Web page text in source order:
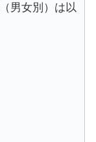
男女別）は以